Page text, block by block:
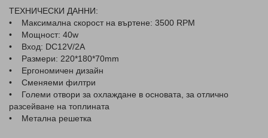
ТЕХНИЧЕСКИ ДАННИ:
• Максимална скорост на въртене: 3500 RPM
• Мощност: 40w
• Вход: DC12V/2A
• Размери: 220*180*70mm
• Ергономичен дизайн
• Сменяеми филтри
• Големи отвори за охлаждане в основата, за отлично
разсейване на топлината
• Метална решетка